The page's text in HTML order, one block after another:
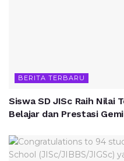
BERITA TERBARU
Siswa SD JISc Raih Nilai
Belajar dan Prestasi